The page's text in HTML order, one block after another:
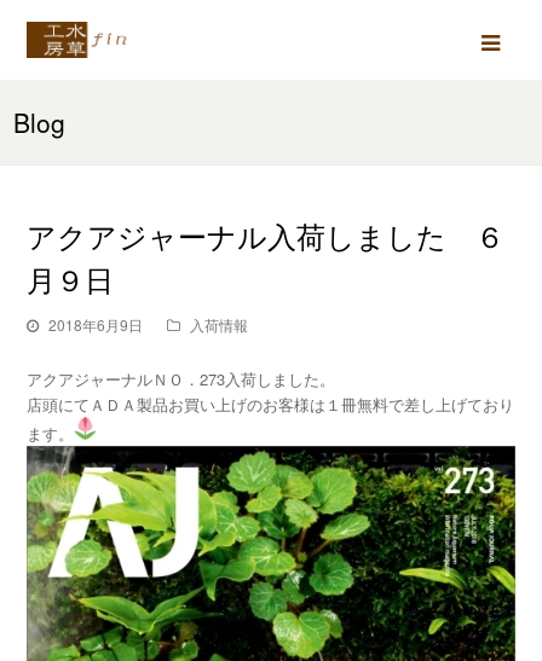
Blog
アクアジャーナル入荷しました ６
月９日
2018年6月9日 入荷情報
アクアジャーナルＮＯ．273入荷しました。
店頭にてＡＤＡ製品お買い上げのお客様は１冊無料で差し上げており
ます。